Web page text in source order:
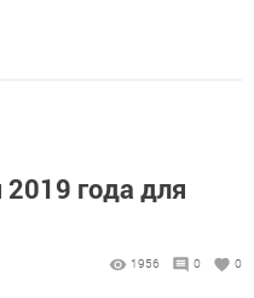
2019 года для
1956 0 0